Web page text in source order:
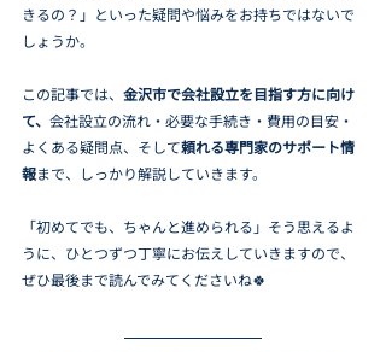
きるの？」といった疑問や悩みをお持ちではないで
しょうか。
この記事では、 金沢市で会社設立を目指す方に向け
て、 会社設立の流れ・必要な手続き・費用の目安・
よくある疑問点、そして頼れる専門家のサポート情
報まで、しっかり解説していきます。
「初めてでも、ちゃんと進められる」そう思えるよ
うに、ひとつずつ丁寧にお伝えしていきますので、
ぜひ最後まで読んでみてくださいね🍀